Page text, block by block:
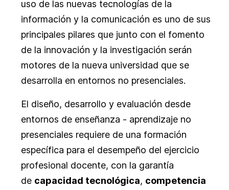
uso de las nuevas tecnologías de la
información y la comunicación es uno de sus
principales pilares que junto con el fomento
de la innovación y la investigación serán
motores de la nueva universidad que se
desarrolla en entornos no presenciales.
El diseño, desarrollo y evaluación desde
entornos de enseñanza - aprendizaje no
presenciales requiere de una formación
específica para el desempeño del ejercicio
profesional docente, con la garantía
de capacidad tecnológica, competencia